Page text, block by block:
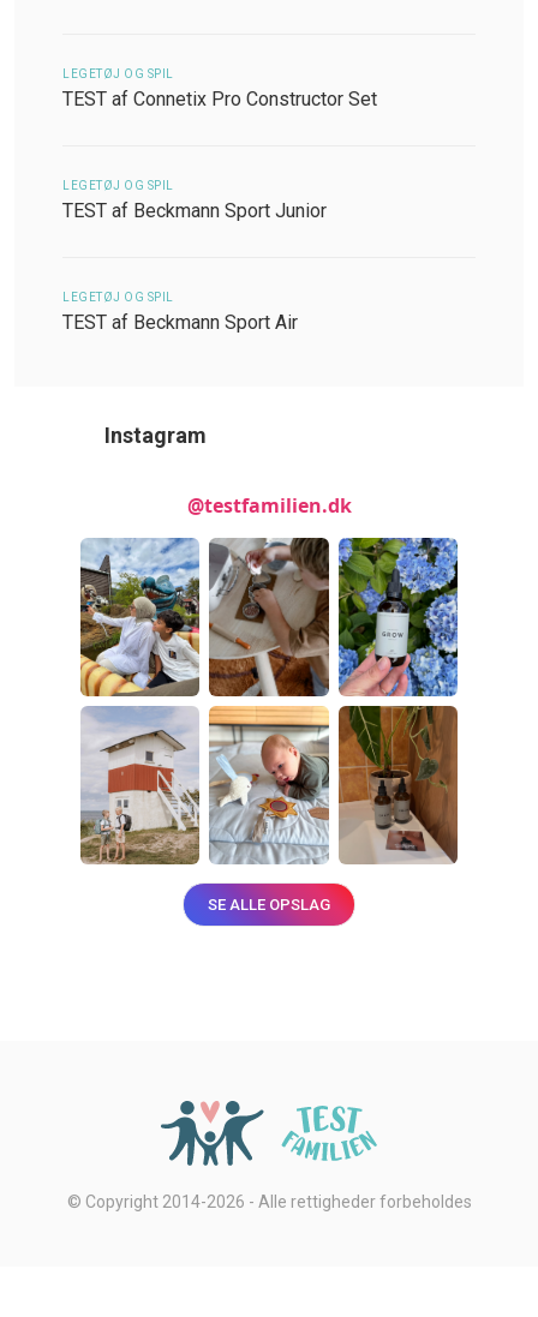
LEGETØJ OG SPIL
TEST af Connetix Pro Constructor Set
LEGETØJ OG SPIL
TEST af Beckmann Sport Junior
LEGETØJ OG SPIL
TEST af Beckmann Sport Air
Instagram
@testfamilien.dk
SE ALLE OPSLAG
© Copyright 2014-2026 - Alle rettigheder forbeholdes